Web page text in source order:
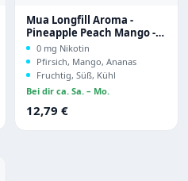
Mua Longfill Aroma -
Pineapple Peach Mango -
6ml in 60ml Flasche
0 mg Nikotin
Pfirsich, Mango, Ananas
Fruchtig, Süß, Kühl
Bei dir ca. Sa. – Mo.
Regulärer Preis:
12,79 €